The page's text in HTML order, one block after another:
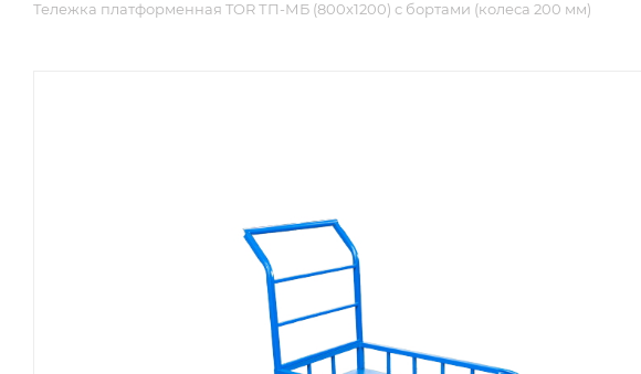
Тележка платформенная TOR ТП-МБ (800х1200) с бортами (колеса 200 мм)